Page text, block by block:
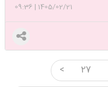
1405/02/21
|
09:36
27
<